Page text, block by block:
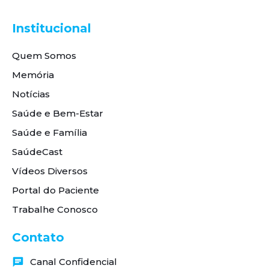
Institucional
Quem Somos
Memória
Notícias
Saúde e Bem-Estar
Saúde e Família
SaúdeCast
Vídeos Diversos
Portal do Paciente
Trabalhe Conosco
Contato
Canal Confidencial